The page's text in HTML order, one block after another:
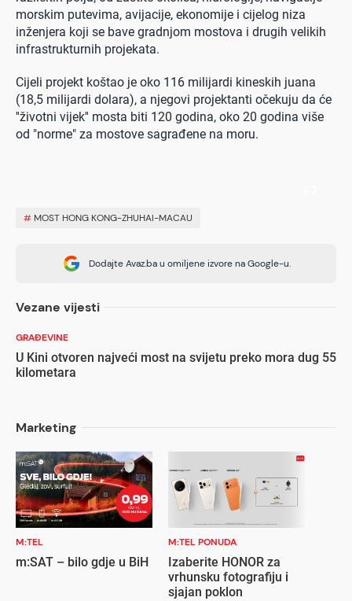
morskim putevima, avijacije, ekonomije i cijelog niza
inženjera koji se bave gradnjom mostova i drugih velikih
infrastrukturnih projekata.
Cijeli projekt koštao je oko 116 milijardi kineskih juana
(18,5 milijardi dolara), a njegovi projektanti očekuju da će
''životni vijek'' mosta biti 120 godina, oko 20 godina više
od "norme" za mostove sagrađene na moru.
# MOST HONG KONG-ZHUHAI-MACAU
Dodajte Avaz.ba u omiljene izvore na Google-u.
Vezane vijesti
GRAĐEVINE
U Kini otvoren najveći most na svijetu preko mora dug 55
kilometara
Marketing
M:TEL
m:SAT – bilo gdje u BiH
M:TEL PONUDA
Izaberite HONOR za
vrhunsku fotografiju i
sjajan poklon